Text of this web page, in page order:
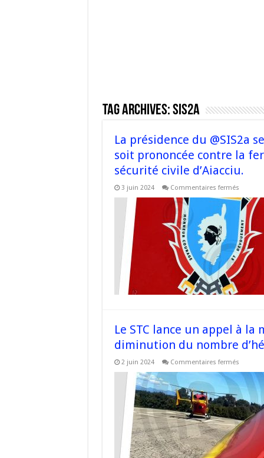
Tag Archives:SIS2A
La présidence du @SIS2a
soit prononcée contre la
sécurité civile d’Aiacciu.
3 juin 2024 Commentaires ferméssur
du
@SIS2a
se
félicite
que
de
#Corse
se
soit
contre
la
base
de
sécurité
civile
d’Aiacciu.
Le STC lance un appel à
diminution du nombre
2 juin 2024 Commentaires ferméssur
STC
lance
un
appel
à
la
massive
contre
la